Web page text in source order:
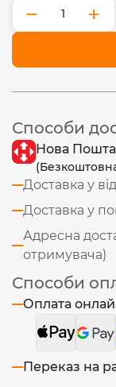
− +
Способи
Нова Пошта
Доставка у
Доставка у
Адресна
отримувача)
Способи
Оплата
Переказ на